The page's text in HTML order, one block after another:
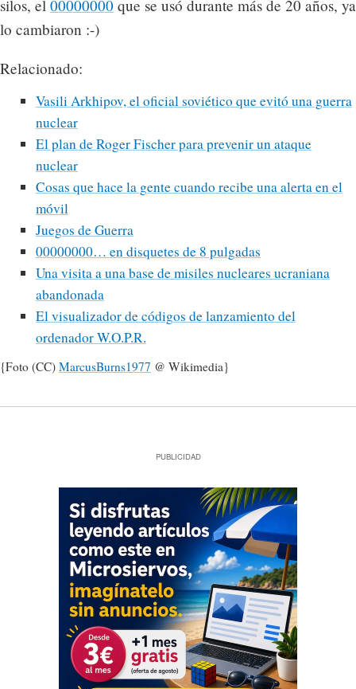
silos, el 00000000 que se usó durante más de 20 años, ya
lo cambiaron :-)
Relacionado:
Vasili Arkhipov, el oficial soviético que evitó una guerra
nuclear
El plan de Roger Fischer para prevenir un ataque
nuclear
Cosas que hace la gente cuando recibe una alerta en el
móvil
Juegos de Guerra
00000000… en disquetes de 8 pulgadas
Una visita a una base de misiles nucleares ucraniana
abandonada
El visualizador de códigos de lanzamiento del
ordenador W.O.P.R.
{Foto (CC) MarcusBurns1977 @ Wikimedia}
PUBLICIDAD